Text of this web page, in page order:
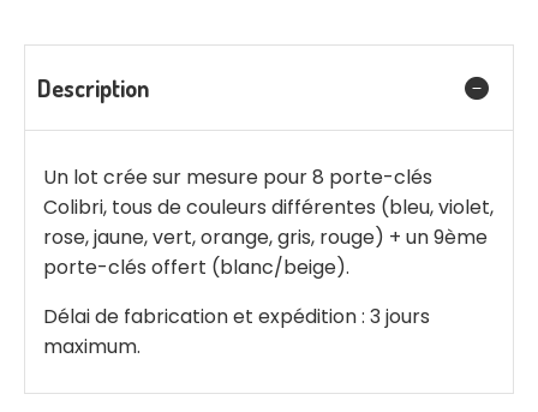
Description
Un lot crée sur mesure pour 8 porte-clés
Colibri, tous de couleurs différentes (bleu, violet,
rose, jaune, vert, orange, gris, rouge) + un 9ème
porte-clés offert (blanc/beige).
Délai de fabrication et expédition : 3 jours
maximum.